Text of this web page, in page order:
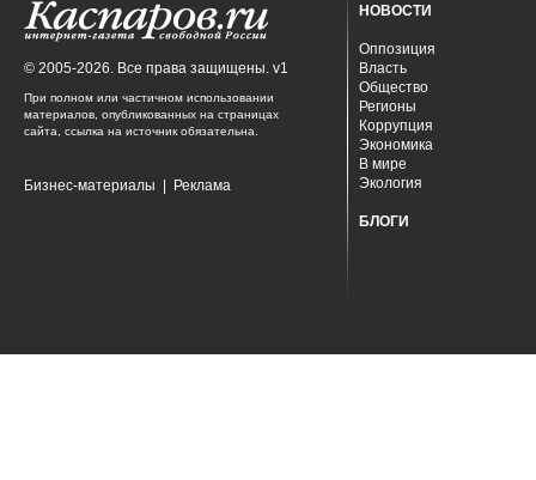
© 2005-2026. Все права защищены. v1
При полном или частичном использовании
материалов, опубликованных на страницах
сайта, ссылка на источник обязательна.
Бизнес-материалы Реклама
НОВОСТИ
Оппозиция
Власть
Общество
Регионы
Коррупция
Экономика
В мире
Экология
БЛОГИ